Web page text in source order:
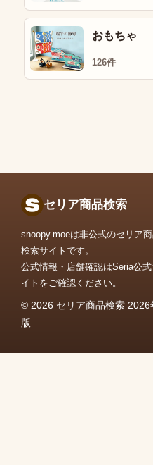
おもちゃ
126件
セリア商品検索
snoopy.moeは非公式のセリア
検索サイトです。
公式情報・店舗確認はSeria公
イトをご確認ください。
© 2026 セリア商品検索 2026
版